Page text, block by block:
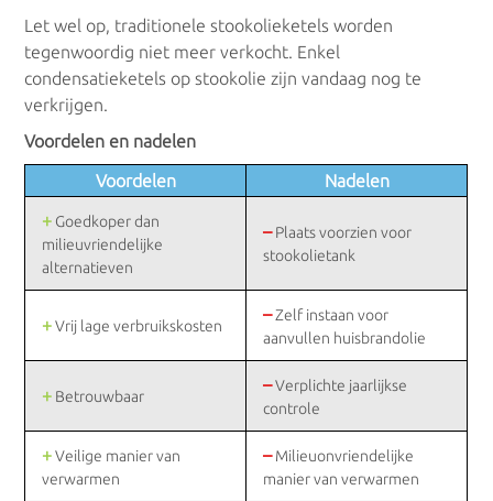
Let wel op, traditionele stookolieketels worden
tegenwoordig niet meer verkocht. Enkel
condensatieketels op stookolie zijn vandaag nog te
verkrijgen.
Voordelen en nadelen
Voordelen
Nadelen
+Goedkoper dan
milieuvriendelijke
alternatieven
–Plaats voorzien voor
stookolietank
+Vrij lage verbruikskosten
–Zelf instaan voor
aanvullen huisbrandolie
+Betrouwbaar
–Verplichte jaarlijkse
controle
+Veilige manier van
verwarmen
–Milieuonvriendelijke
manier van verwarmen